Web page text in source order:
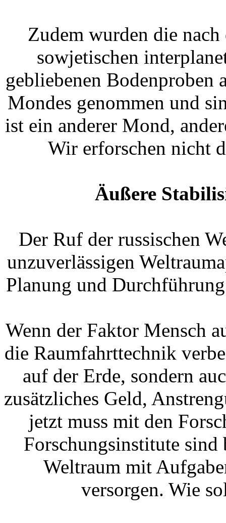
Zudem wurden die
sowjetischen
gebliebenen Bodenproben
Mondes genommen und
ist ein anderer Mond,
Wir erforschen nicht
Äußere
Der Ruf der russischen
unzuverlässigen
Planung und
Wenn der Faktor Mensch
die Raumfahrttechnik
auf der Erde, sondern
zusätzliches Geld,
jetzt muss mit den
Forschungsinstitute
Weltraum mit
versorgen. Wie